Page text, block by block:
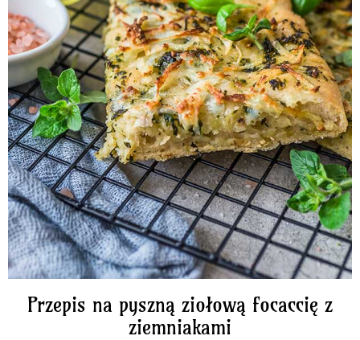
Zdrowo i fit
Kuchnie świata
SKLEP
Polski
Przepis na pyszną ziołową focaccię z
ziemniakami